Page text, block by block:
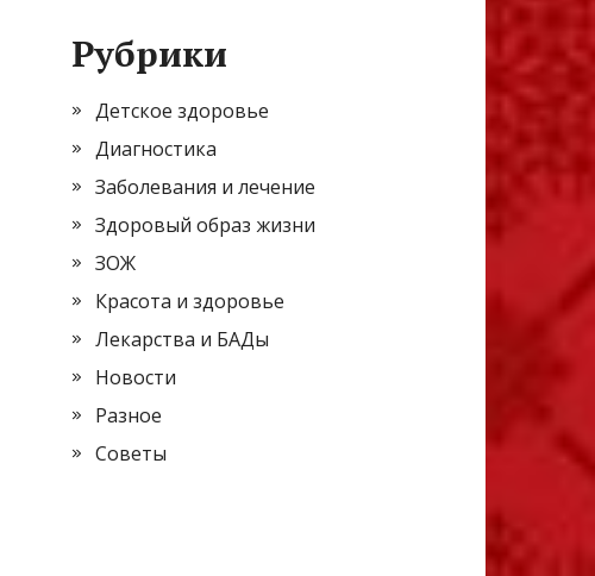
Рубрики
Детское здоровье
Диагностика
Заболевания и лечение
Здоровый образ жизни
ЗОЖ
Красота и здоровье
Лекарства и БАДы
Новости
Разное
Советы